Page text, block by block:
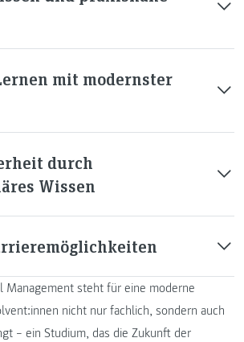
mit modernster
durch
Wissen
Management steht für eine moderne
nicht nur fachlich, sondern auch
– ein Studium, das die Zukunft der